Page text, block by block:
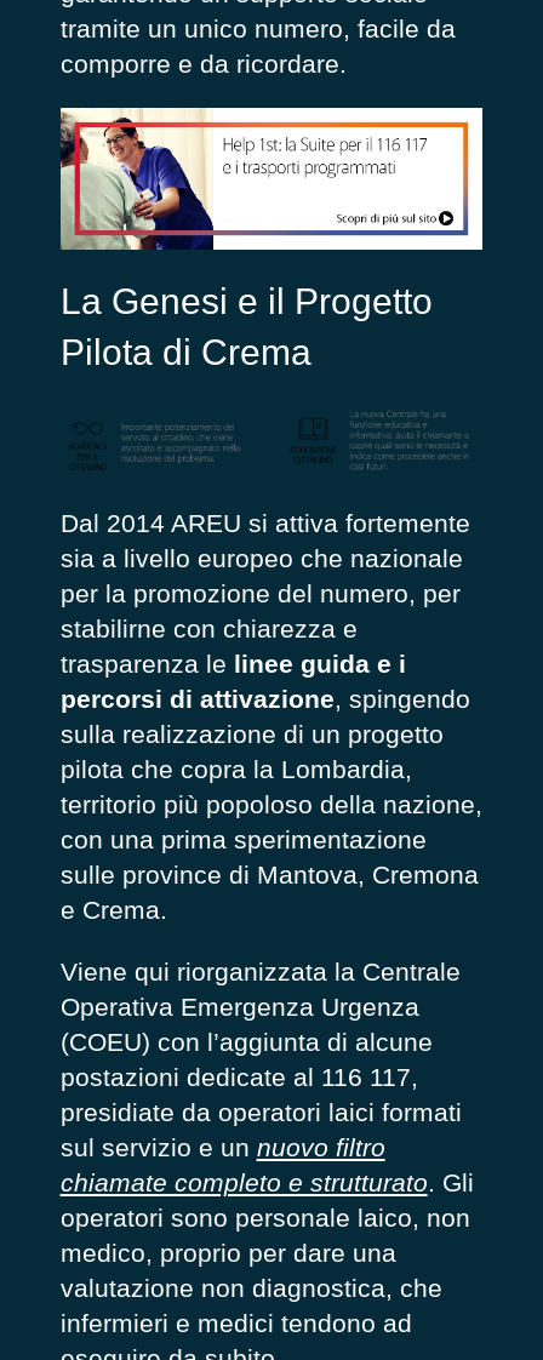
tramite un unico numero, facile da
comporre e da ricordare.
La Genesi e il Progetto
Pilota di Crema
Dal 2014 AREU si attiva fortemente
sia a livello europeo che nazionale
per la promozione del numero, per
stabilirne con chiarezza e
trasparenza le linee guida e i
percorsi di attivazione, spingendo
sulla realizzazione di un progetto
pilota che copra la Lombardia,
territorio più popoloso della nazione,
con una prima sperimentazione
sulle province di Mantova, Cremona
e Crema.
Viene qui riorganizzata la Centrale
Operativa Emergenza Urgenza
(COEU) con l’aggiunta di alcune
postazioni dedicate al 116 117,
presidiate da operatori laici formati
sul servizio e un nuovo filtro
chiamate completo e strutturato. Gli
operatori sono personale laico, non
medico, proprio per dare una
valutazione non diagnostica, che
infermieri e medici tendono ad